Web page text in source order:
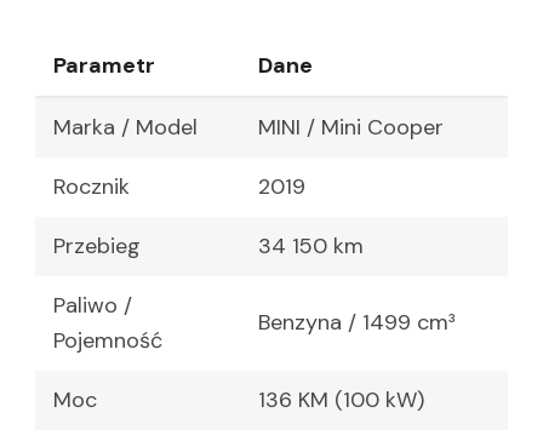
Parametr Dane
Marka / Model MINI / Mini Cooper
Rocznik 2019
Przebieg 34 150 km
Paliwo /
Pojemność
Benzyna / 1499 cm³
Moc 136 KM (100 kW)